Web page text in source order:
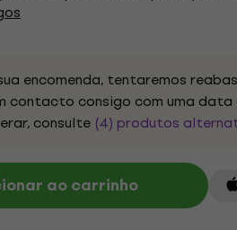
encomenda, tentaremos
contacto consigo com uma data
consulte (4) produtos
ao carrinho